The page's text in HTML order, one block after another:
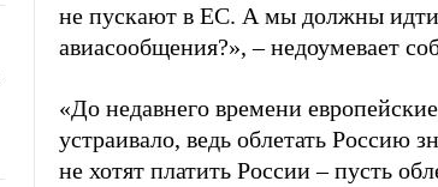
не пускают в ЕС. А мы должны идти
авиасообщения?», – недоумевает
«До недавнего времени
устраивало, ведь облетать Россию
не хотят платить России – пусть